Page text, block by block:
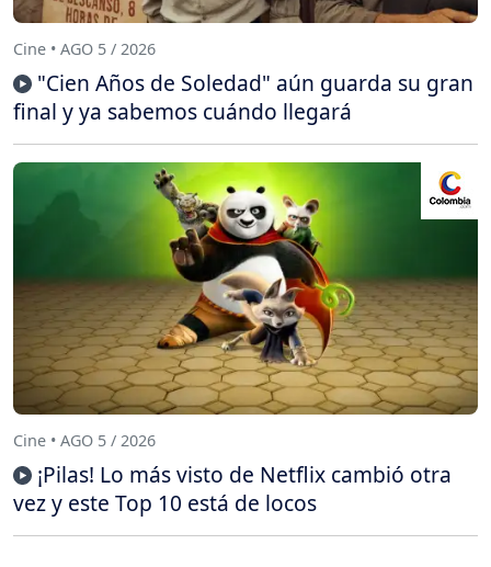
Cine • AGO 5 / 2026
"Cien Años de Soledad" aún guarda su gran
final y ya sabemos cuándo llegará
Cine • AGO 5 / 2026
¡Pilas! Lo más visto de Netflix cambió otra
vez y este Top 10 está de locos